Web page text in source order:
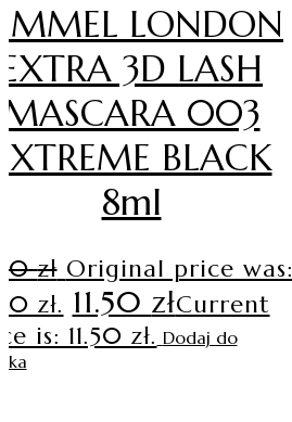
LONDON
EXTRA 3D LASH
MASCARA 003
BLACK
8ml
zł Original price was:
zł. 11.50 złCurrent
is: 11.50 zł. Dodaj do